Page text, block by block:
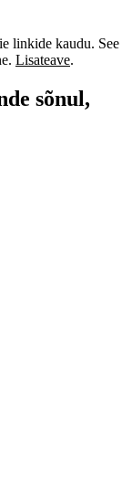
linkide kaudu. See
Lisateave.
sõnul,